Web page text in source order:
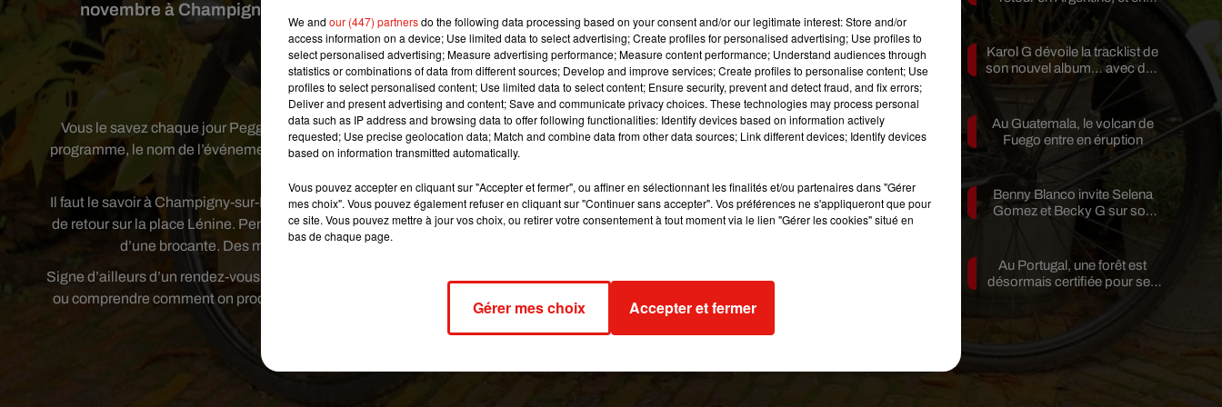
novembre à Champigny-sur-Marne. Au programme ; des bonnes affaires, des manèges et
forcément une ferme !
Crédit image:PxHere
Vous le savez chaque jour Peggy du Latino Show vous trouve un bon plan. Et cette fois-ci, avant même de connaître le
programme, le nom de l’événement l’a intrigué. C’est sur que se rendre à la foire au troc et aux cochons ça n’a déjà rien de
Il faut le savoir à Champigny-sur-Marne, le rendez-vous est historique. Il y a déjà eu 455 éditions et cette année la foire est
de retour sur la place Lénine. Pendant deux jours les 3 et 4 novembre, vous pourrez faire de bonnes affaires avec la tenue
d’une brocante. Des manèges vous attendront, principalement pour faire rire aux éclats les enfants.
Signe d’ailleurs d’un rendez-vous familial, les animaux de la ferme seront de la partie pour observer la tétée des chevreaux
ou comprendre comment on produit du pain et du beurre.
La foire au troc et aux cochons
Karol G dévoile la tracklist de
son nouvel album… avec des
Au Guatemala, le volcan de
Fuego entre en éruption
Benny Blanco invite Selena
Gomez et Becky G sur son
nouveau single
Au Portugal, une forêt est
désormais certifiée pour ses
We and our (447) partnersdo the following data processing based on your consent and/or our legitimate interest: Store and/or
access information on a device; Use limited data to select advertising; Create profiles for personalised advertising; Use profiles to
select personalised advertising; Measure advertising performance; Measure content performance; Understand audiences through
statistics or combinations of data from different sources; Develop and improve services; Create profiles to personalise content; Use
profiles to select personalised content; Use limited data to select content; Ensure security, prevent and detect fraud, and fix errors;
Deliver and present advertising and content; Save and communicate privacy choices. These technologies may process personal
data such as IP address and browsing data to offer following functionalities: Identify devices based on information actively
requested; Use precise geolocation data; Match and combine data from other data sources; Link different devices; Identify devices
based on information transmitted automatically.
Vous pouvez accepter en cliquant sur "Accepter et fermer", ou affiner en sélectionnant les finalités et/ou partenaires dans "Gérer
mes choix". Vous pouvez également refuser en cliquant sur "Continuer sans accepter". Vos préférences ne s'appliqueront que pour
ce site. Vous pouvez mettre à jour vos choix, ou retirer votre consentement à tout moment via le lien "Gérer les cookies" situé en
bas de chaque page.
Gérer mes choix Accepter et fermer